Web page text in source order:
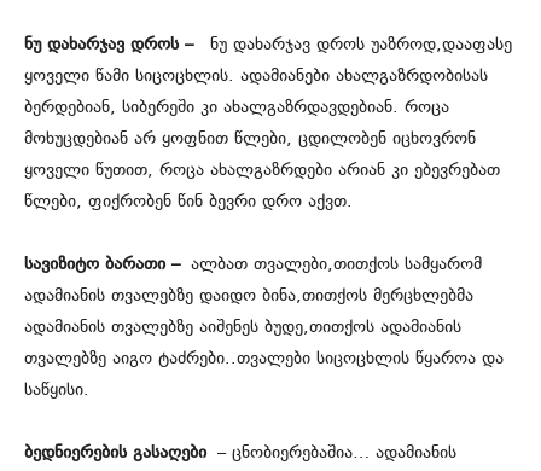
ნუ დახარჯავ დროს – ნუ დახარჯავ დროს უაზროდ,დააფასე
ყოველი წამი სიცოცხლის. ადამიანები ახალგაზრდობისას
ბერდებიან, სიბერეში კი ახალგაზრდავდებიან. როცა
მოხუცდებიან არ ყოფნით წლები, ცდილობენ იცხოვრონ
ყოველი წუთით, როცა ახალგაზრდები არიან კი ებევრებათ
წლები, ფიქრობენ წინ ბევრი დრო აქვთ.
სავიზიტო ბარათი – ალბათ თვალები,თითქოს სამყარომ
ადამიანის თვალებზე დაიდო ბინა,თითქოს მერცხლებმა
ადამიანის თვალებზე აიშენეს ბუდე,თითქოს ადამიანის
თვალებზე აიგო ტაძრები..თვალები სიცოცხლის წყაროა და
საწყისი.
ბედნიერების გასაღები – ცნობიერებაშია… ადამიანის